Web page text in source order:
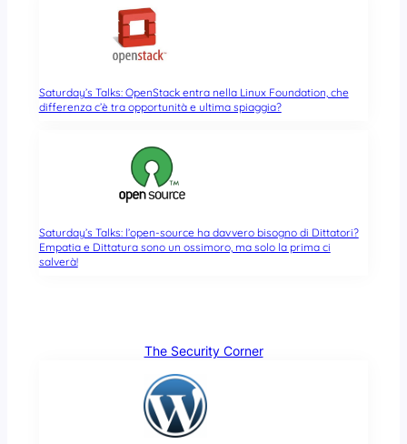
Saturday’s Talks: OpenStack entra nella Linux Foundation, che
differenza c’è tra opportunità e ultima spiaggia?
Saturday’s Talks: l’open-source ha davvero bisogno di Dittatori?
Empatia e Dittatura sono un ossimoro, ma solo la prima ci
salverà!
The Security Corner